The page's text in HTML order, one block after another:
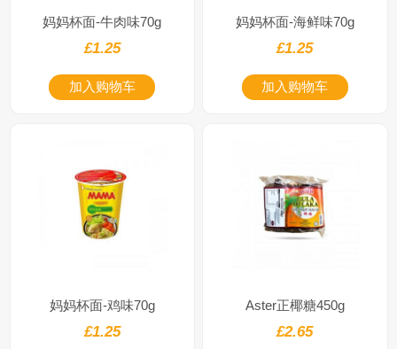
妈妈杯面-牛肉味70g
£1.25
加入购物车
妈妈杯面-海鲜味70g
£1.25
加入购物车
妈妈杯面-鸡味70g
£1.25
Aster正椰糖450g
£2.65